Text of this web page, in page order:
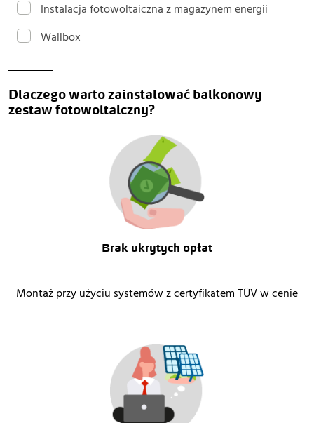
Dlaczego warto zainstalować balkonowy
zestaw fotowoltaiczny?
Brak ukrytych opłat
Montaż przy użyciu systemów z certyfikatem TÜV w cenie